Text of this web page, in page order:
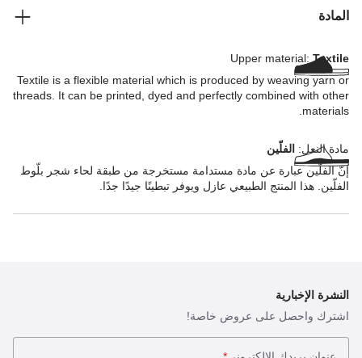
المادة
Upper material: Textile
Textile is a flexible material which is produced by weaving yarn or
threads. It can be printed, dyed and perfectly combined with other
materials.
مادة النعل: الفلّين
إنّ الفلّين عبارة عن مادة مستدامة مستخرجة من طبقة لحاء شجر بلّوط
الفلّين. هذا المنتج الطبيعي عازل ويوفر تبطينًا جيدًا جدًا.
النشرة الإخبارية
اشترك واحصل على عروض خاصة!